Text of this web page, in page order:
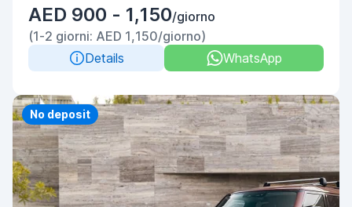
AED 900 - 1,150/giorno
(1-2 giorni: AED 1,150/giorno)
Details
WhatsApp
No deposit